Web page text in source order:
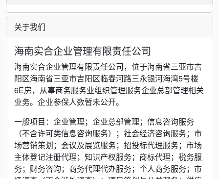
关于我们
海南实合企业管理有限责任公司
海南实合企业管理有限责任公司，位于海南省三亚市吉
阳区海南省三亚市吉阳区临春河路三永银河海湾5号楼
6E房，从事商务服务业组织管理服务企业总部管理相关
业务。企业参保人数暂未公开。
一般项目：企业管理；企业总部管理；信息咨询服务
（不含许可类信息咨询服务）；社会经济咨询服务；市
场营销策划；会议及展览服务；招投标代理服务；市场
主体登记注册代理；知识产权服务；商标代理；税务服
务；财务咨询；商务代理代办服务；个人商务服务；市